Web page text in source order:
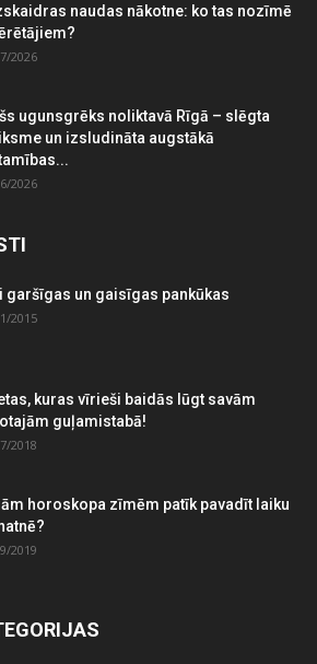
naudas nākotne: ko tas nozīmē
2026
ugunsgrēks noliktavā Rīgā – slēgta
un izsludināta augstākā
2026
garšīgas un gaisīgas pankūkas
2015
kuras vīrieši baidās lūgt savām
guļamistabā!
2018
horoskopa zīmēm patīk pavadīt laiku
2019